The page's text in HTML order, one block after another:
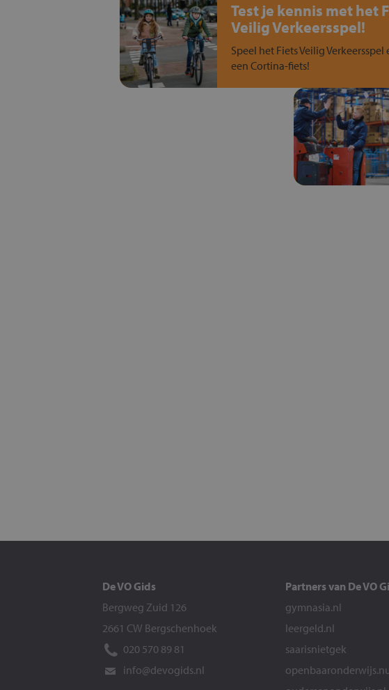
Test je kennis met het
Veilig Verkeersspel!
Speel het Fiets Veilig Verkeersspel
een Cortina-fiets!
De VO Gids
Bergweg Zuid 126
2661 CW Bergschenhoek
020 570 89 81
info@devogids.nl
Partners van De VO
gymnasia.nl
leergeld.nl
saarisnietgek